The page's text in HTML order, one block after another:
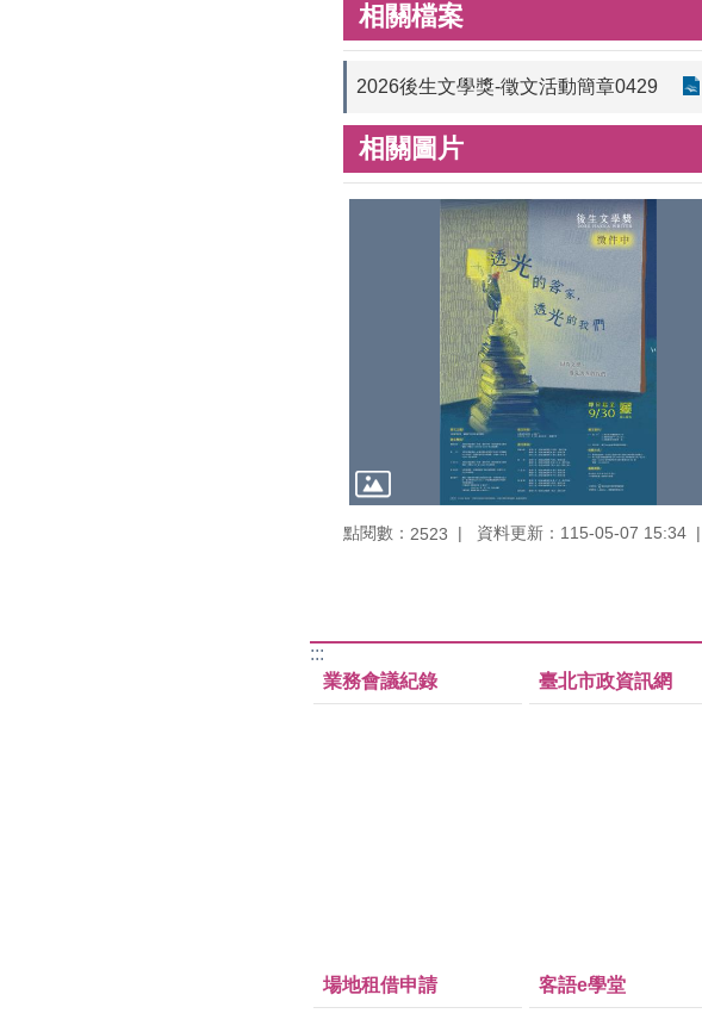
相關檔案
2026後生文學獎-徵文活動簡章0429
相關圖片
點閱數： 2523 資料更新：115-05-07 15:34
:::
業務會議紀錄
臺北市政資訊網
場地租借申請 客語e學堂